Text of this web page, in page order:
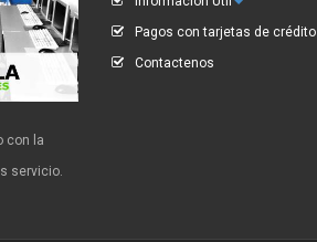
con la
servicio.
Pagos con tarjetas de crédito
Contactenos